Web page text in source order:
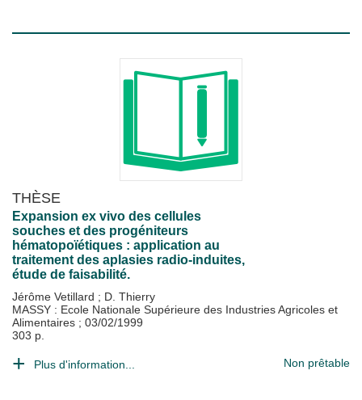
THÈSE
Expansion ex vivo des cellules
souches et des progéniteurs
hématopoïétiques : application au
traitement des aplasies radio-induites,
étude de faisabilité.
Jérôme Vetillard ; D. Thierry
MASSY : Ecole Nationale Supérieure des Industries Agricoles et
Alimentaires ; 03/02/1999
303 p.
Plus d'information... Non prêtable